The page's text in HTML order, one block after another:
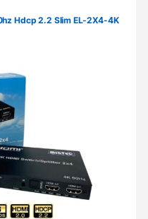
Hdcp 2.2 Slim EL-2X4-4K